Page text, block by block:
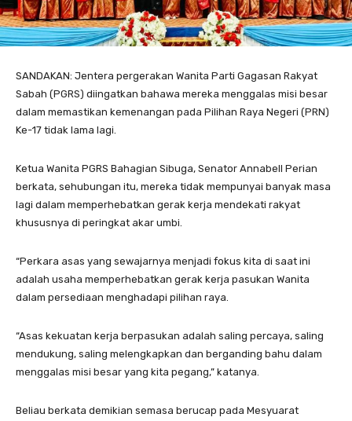
SANDAKAN: Jentera pergerakan Wanita Parti Gagasan Rakyat
Sabah (PGRS) diingatkan bahawa mereka menggalas misi besar
dalam memastikan kemenangan pada Pilihan Raya Negeri (PRN)
Ke-17 tidak lama lagi.
Ketua Wanita PGRS Bahagian Sibuga, Senator Annabell Perian
berkata, sehubungan itu, mereka tidak mempunyai banyak masa
lagi dalam memperhebatkan gerak kerja mendekati rakyat
khususnya di peringkat akar umbi.
“Perkara asas yang sewajarnya menjadi fokus kita di saat ini
adalah usaha memperhebatkan gerak kerja pasukan Wanita
dalam persediaan menghadapi pilihan raya.
“Asas kekuatan kerja berpasukan adalah saling percaya, saling
mendukung, saling melengkapkan dan berganding bahu dalam
menggalas misi besar yang kita pegang,” katanya.
Beliau berkata demikian semasa berucap pada Mesyuarat